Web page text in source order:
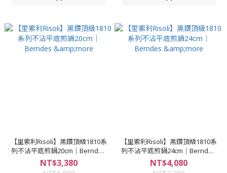
【里索利Risoli】黑鑽頂級1810系
列不沾平底煎鍋20cm｜Berndes
&more
NT$3,380
【里索利Risoli】黑鑽頂級1810系
列不沾平底煎鍋24cm｜Berndes
&more
NT$4,080